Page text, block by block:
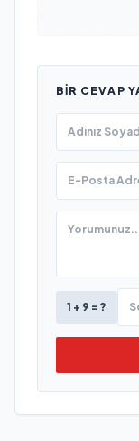
BIR CEVAP
1 + 9 = ?